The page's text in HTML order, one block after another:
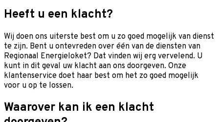
Heeft u een klacht?
Wij doen ons uiterste best om u zo goed mogelijk van dienst
te zijn. Bent u ontevreden over één van de diensten van
Regionaal Energieloket? Dat vinden wij erg vervelend. U
kunt in dit geval uw klacht aan ons doorgeven. Onze
klantenservice doet haar best om het zo goed mogelijk
voor u op te lossen.
Waarover kan ik een klacht